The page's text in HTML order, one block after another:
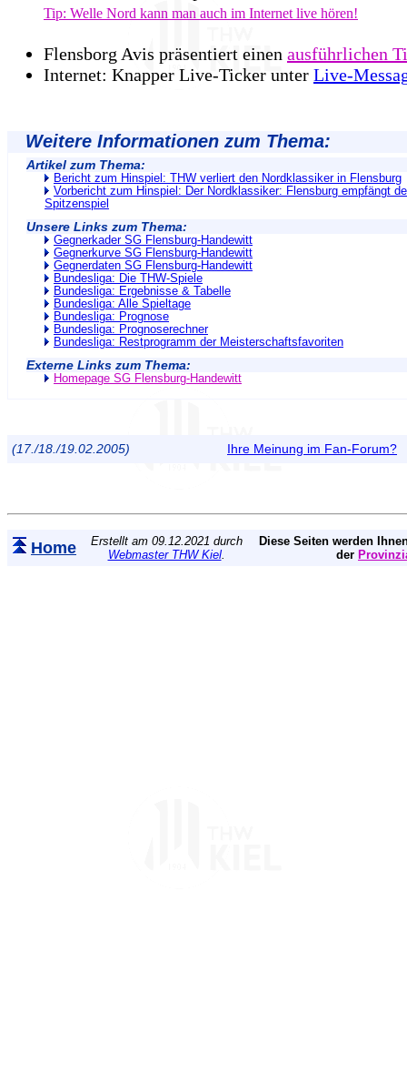
Tip: Welle Nord kann man auch im Internet live hören!
Flensborg Avis präsentiert einen ausführlichen
Internet: Knapper Live-Ticker unter Live-
Weitere Informationen zum Thema:
Artikel zum Thema:
Bericht zum Hinspiel: THW verliert den Nordklassiker in Flensburg
Vorbericht zum Hinspiel: Der Nordklassiker: Flensburg empfängt
Spitzenspiel
Unsere Links zum Thema:
Gegnerkader SG Flensburg-Handewitt
Gegnerkurve SG Flensburg-Handewitt
Gegnerdaten SG Flensburg-Handewitt
Bundesliga: Die THW-Spiele
Bundesliga: Ergebnisse & Tabelle
Bundesliga: Alle Spieltage
Bundesliga: Prognose
Bundesliga: Prognoserechner
Bundesliga: Restprogramm der Meisterschaftsfavoriten
Externe Links zum Thema:
Homepage SG Flensburg-Handewitt
(17./18./19.02.2005) Ihre Meinung im Fan-Forum?
Home
Erstellt am 09.12.2021 durch
Webmaster THW Kiel.
Diese Seiten werden
der